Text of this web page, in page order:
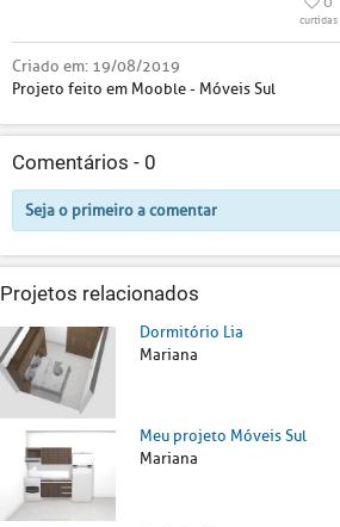
curtidas
Criado em: 19/08/2019
Projeto feito em Mooble - Móveis Sul
Comentários - 0
Seja o primeiro a comentar
Projetos relacionados
Dormitório Lia
Mariana
Meu projeto Móveis Sul
Mariana